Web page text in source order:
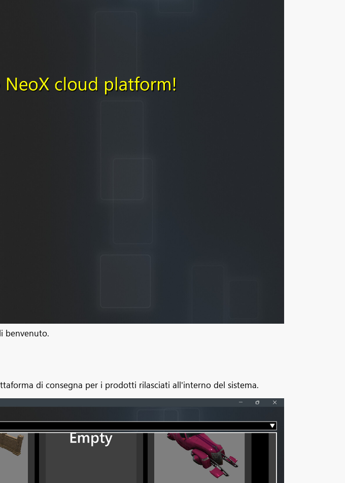
benvenuto.
di consegna per i prodotti rilasciati all'interno del sistema.